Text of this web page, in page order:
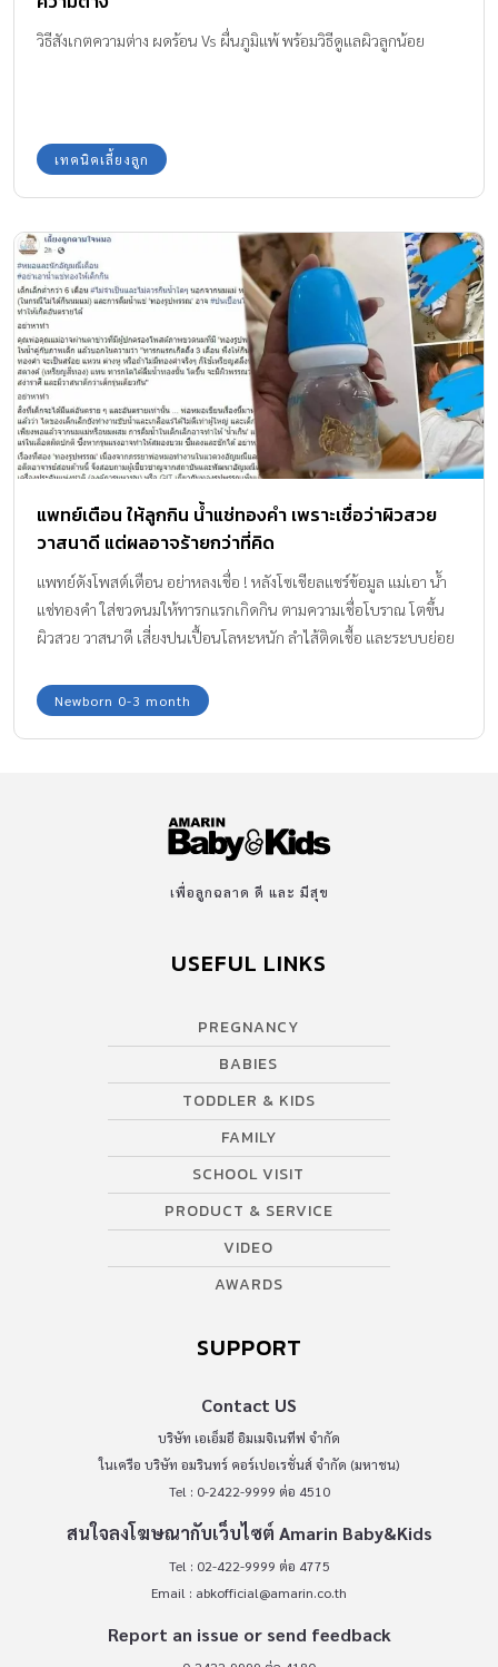
วิธีสังเกตความต่าง ผดร้อน Vs ผื่นภูมิแพ้ พร้อมวิธีดูแลผิวลูกน้อย
เทคนิคเลี้ยงลูก
แพทย์เตือน ให้ลูกกิน น้ำแช่ทองคำ เพราะเชื่อว่าผิวสวย
วาสนาดี แต่ผลอาจร้ายกว่าที่คิด
แพทย์ดังโพสต์เตือน อย่าหลงเชื่อ ! หลังโซเชียลแชร์ข้อมูล แม่เอา น้ำ
แช่ทองคำ ใส่ขวดนมให้ทารกแรกเกิดกิน ตามความเชื่อโบราณ โตขึ้น
ผิวสวย วาสนาดี เสี่ยงปนเปื้อนโลหะหนัก ลำไส้ติดเชื้อ และระบบย่อย
อำนาจ วาสนาดี หลังมีการเผยแพร่ข้อมูลจากเฟสบุ๊กของแม่คนหนึ่ง ที่มี
ภาพของขวดนมใส่น้ำและมีสร้องทองคำแช่อยู่กับภาพลูกน้อยวัยเบบี๋
ทอง) แทน ทารกใดได้ดื่มน้ำทองนั้น โตขึ้น จะมีผิวพรรณวรรณะและ
สง่าราศี และมีวาสนาดีกว่าเด็กรุ่นเดียวกัน (เคล็ดที่ชนชั้นสูงของจีนครั้ง
บุราณไม่ยอมบอกใคร นอกจากในวงศ์ตระกูล) ” สร้างความฮือฮาใน
กับลูกน้อย หากให้ดื่ม น้ำแช่ทองคำ ตามคำกล่าวอ้าง โดยคุณหมอวิน
ว่า #หมอและนักอัญมณีเตือน #อย่าเอาน้ำแช่ทองให้เด็กกิน เด็กเล็ก
Newborn 0-3 month
เพื่อลูกฉลาด ดี และ มีสุข
USEFUL LINKS
PREGNANCY
BABIES
TODDLER & KIDS
FAMILY
SCHOOL VISIT
PRODUCT & SERVICE
VIDEO
AWARDS
SUPPORT
Contact US
บริษัท เอเอ็มอี อิมเมจิเนทีฟ จำกัด
ในเครือ บริษัท อมรินทร์ คอร์เปอเรชั่นส์ จำกัด (มหาชน)
Tel : 0-2422-9999 ต่อ 4510
สนใจลงโฆษณากับเว็บไซต์ Amarin Baby&Kids
Tel : 02-422-9999 ต่อ 4775
Email : abkofficial@amarin.co.th
Report an issue or send feedback